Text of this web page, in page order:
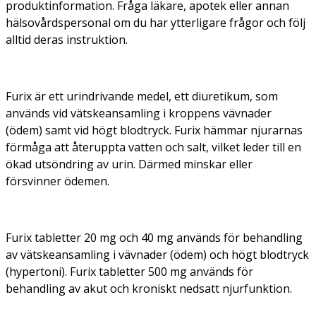
produktinformation. Fråga läkare, apotek eller annan
hälsovårdspersonal om du har ytterligare frågor och följ
alltid deras instruktion.
Furix är ett urindrivande medel, ett diuretikum, som
används vid vätskeansamling i kroppens vävnader
(ödem) samt vid högt blodtryck. Furix hämmar njurarnas
förmåga att återuppta vatten och salt, vilket leder till en
ökad utsöndring av urin. Därmed minskar eller
försvinner ödemen.
Furix tabletter 20 mg och 40 mg används för behandling
av vätskeansamling i vävnader (ödem) och högt blodtryck
(hypertoni). Furix tabletter 500 mg används för
behandling av akut och kroniskt nedsatt njurfunktion.